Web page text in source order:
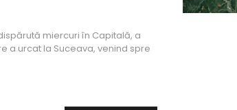
miercuri în Capitală, a
a urcat la Suceava, venind spre